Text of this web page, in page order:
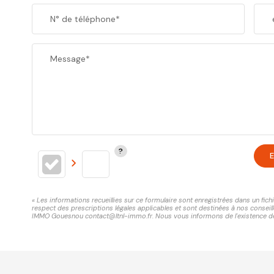
N° de téléphone*
Message*
« Les informations recueillies sur ce formulaire sont enregistrées dans un
respect des prescriptions légales applicables et sont destinées à nos
IMMO Gouesnou contact@ltnl-immo.fr. Nous vous informons de l'existence